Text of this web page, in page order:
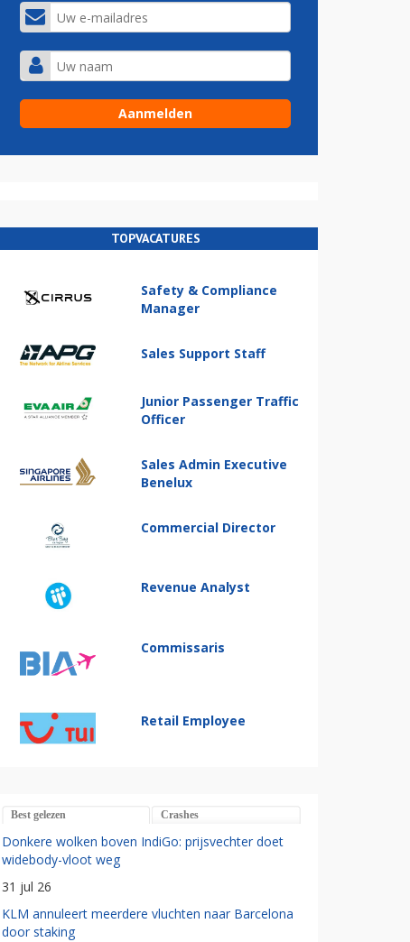
TOPVACATURES
Safety & Compliance
Manager
Sales Support Staff
Junior Passenger Traffic
Officer
Sales Admin Executive
Benelux
Commercial Director
Revenue Analyst
Commissaris
Retail Employee
Best gelezen Crashes
Donkere wolken boven IndiGo: prijsvechter doet
widebody-vloot weg
31 jul 26
KLM annuleert meerdere vluchten naar Barcelona
door staking